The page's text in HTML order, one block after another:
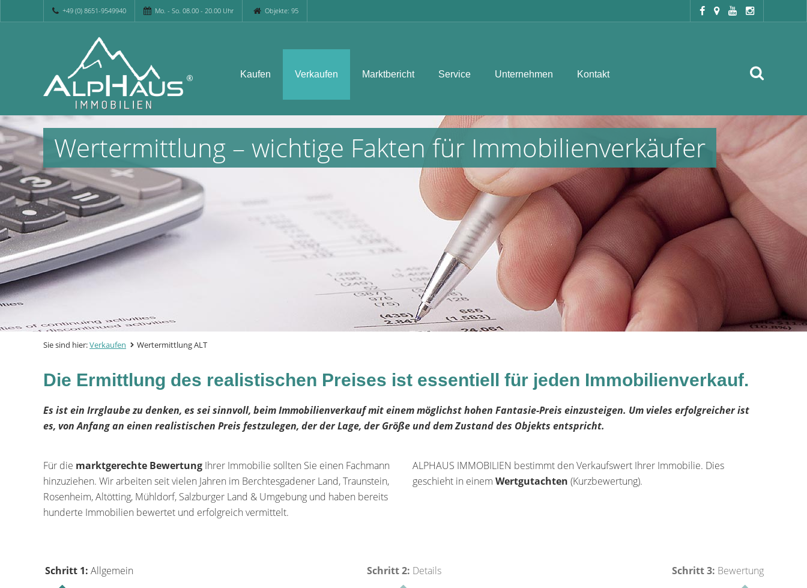
+49 (0) 8651-9549940 Mo. - So. 08.00 - 20.00 Uhr Objekte: 95
Kaufen Verkaufen Marktbericht Service Unternehmen Kontakt
Wertermittlung – wichtige Fakten für Immobilienverkäufer
Sie sind hier:Verkaufen Wertermittlung ALT
Die Ermittlung des realistischen Preises ist essentiell für jeden Immobilienverkauf.
Es ist ein Irrglaube zu denken, es sei sinnvoll, beim Immobilienverkauf mit einem möglichst hohen Fantasie-Preis einzusteigen. Um vieles erfolgreicher ist
es, von Anfang an einen realistischen Preis festzulegen, der der Lage, der Größe und dem Zustand des Objekts entspricht.
Für die marktgerechte Bewertung Ihrer Immobilie sollten Sie einen Fachmann
hinzuziehen. Wir arbeiten seit vielen Jahren im Berchtesgadener Land, Traunstein,
Rosenheim, Altötting, Mühldorf, Salzburger Land & Umgebung und haben bereits
hunderte Immobilien bewertet und erfolgreich vermittelt.
ALPHAUS IMMOBILIEN bestimmt den Verkaufswert Ihrer Immobilie. Dies
geschieht in einem Wertgutachten (Kurzbewertung).
Schritt 1: Allgemein Schritt 2: Details Schritt 3: Bewertung